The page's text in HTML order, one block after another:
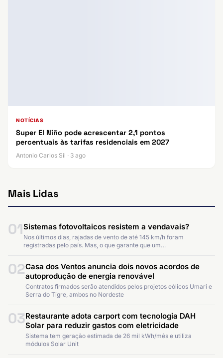
NOTÍCIAS
Super El Niño pode acrescentar 2,1 pontos
percentuais às tarifas residenciais em 2027
Antonio Carlos Sil · 3 ago
Mais Lidas
01Sistemas fotovoltaicos resistem a vendavais?
Nos últimos dias, rajadas de vento de até 145 km/h foram
registradas pelo país. Mas, o que garante que um…
02Casa dos Ventos anuncia dois novos acordos de
autoprodução de energia renovável
Contratos firmados serão atendidos pelos projetos eólicos Umari e
Serra do Tigre, ambos no Nordeste
03Restaurante adota carport com tecnologia DAH
Solar para reduzir gastos com eletricidade
Sistema tem geração estimada de 26 mil kWh/mês e utiliza
módulos Solar Unit